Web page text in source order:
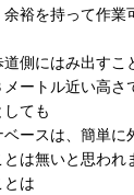
裕を持って作業
側にはみ出すこ
ートル近い高さ
ても
ースは、簡単に
は無いと思われ
とは